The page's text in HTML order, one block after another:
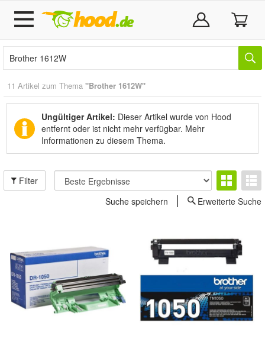
11 Artikel zum Thema "Brother 1612W"
Ungültiger Artikel: Dieser Artikel wurde von Hood
entfernt oder ist nicht mehr verfügbar. Mehr
Informationen zu diesem Thema.
Filter
Suche speichern
Erweiterte Suche